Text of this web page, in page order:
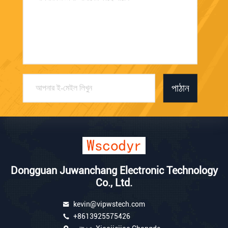
পাঠান
Dongguan Juwanchang Electronic Technology
Co., Ltd.
kevin@vipwstech.com
+8613925575426